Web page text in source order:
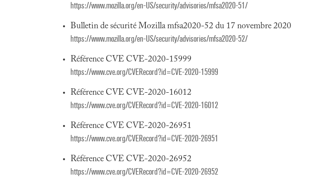
https://www.mozilla.org/en-US/security/advisories/mfsa2020-51/
Bulletin de sécurité Mozilla mfsa2020-52 du 17 novembre 2020
https://www.mozilla.org/en-US/security/advisories/mfsa2020-52/
Référence CVE CVE-2020-15999
https://www.cve.org/CVERecord?id=CVE-2020-15999
Référence CVE CVE-2020-16012
https://www.cve.org/CVERecord?id=CVE-2020-16012
Référence CVE CVE-2020-26951
https://www.cve.org/CVERecord?id=CVE-2020-26951
Référence CVE CVE-2020-26952
https://www.cve.org/CVERecord?id=CVE-2020-26952